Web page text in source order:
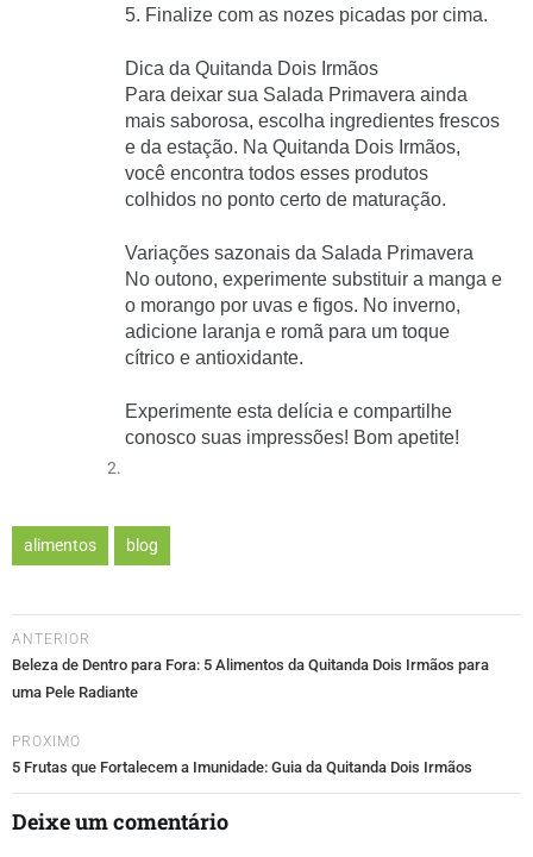
5. Finalize com as nozes picadas por cima.
Dica da Quitanda Dois Irmãos
Para deixar sua Salada Primavera ainda
mais saborosa, escolha ingredientes frescos
e da estação. Na Quitanda Dois Irmãos,
você encontra todos esses produtos
colhidos no ponto certo de maturação.
Variações sazonais da Salada Primavera
No outono, experimente substituir a manga e
o morango por uvas e figos. No inverno,
adicione laranja e romã para um toque
cítrico e antioxidante.
Experimente esta delícia e compartilhe
conosco suas impressões! Bom apetite!
alimentos blog
ANTERIOR
Beleza de Dentro para Fora: 5 Alimentos da Quitanda Dois Irmãos para
uma Pele Radiante
PROXIMO
5 Frutas que Fortalecem a Imunidade: Guia da Quitanda Dois Irmãos
Deixe um comentário